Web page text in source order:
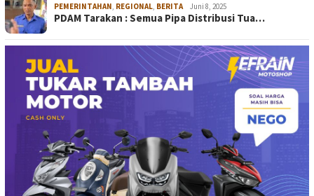
PEMERINTAHAN REGIONAL BERITA Juni 8, 2025
PDAM Tarakan : Semua Pipa Distribusi Tua…